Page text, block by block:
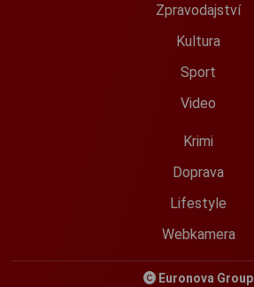
Zpravodajství
Kultura
Sport
Video
Krimi
Doprava
Lifestyle
Webkamera
Euronova Group